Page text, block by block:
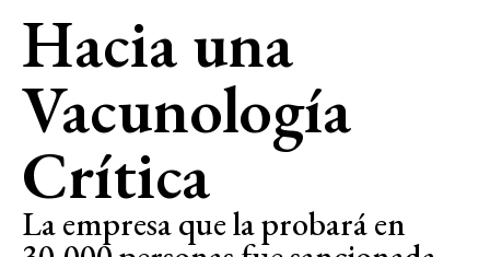
Hacia una
Vacunología
Crítica
La empresa que la probará en